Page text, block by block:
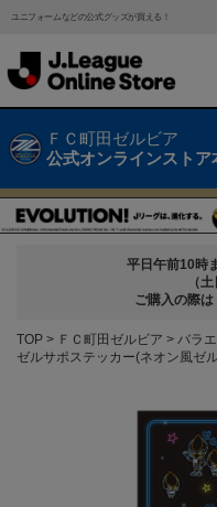
ユニフォームなどの公式グッズが買える！
ＦＣ町田ゼルビア
公式オンラインストア
平日午前10時
（
ご購入の際は
TOP ＦＣ町田ゼルビア バラ
ゼルサポステッカー(ネオン風ゼ